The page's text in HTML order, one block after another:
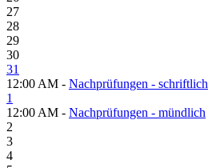
27
28
29
30
31
12:00 AM - Nachprüfungen - schriftlich
1
12:00 AM - Nachprüfungen - mündlich
2
3
4